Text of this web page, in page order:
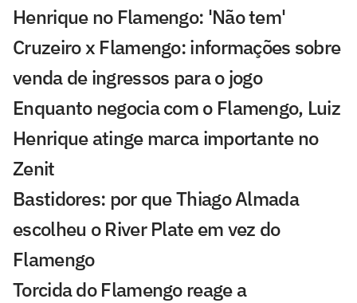
Henrique no Flamengo: 'Não tem'
Cruzeiro x Flamengo: informações sobre
venda de ingressos para o jogo
Enquanto negocia com o Flamengo, Luiz
Henrique atinge marca importante no
Zenit
Bastidores: por que Thiago Almada
escolheu o River Plate em vez do
Flamengo
Torcida do Flamengo reage a